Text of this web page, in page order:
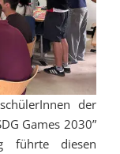
der
Games 2030”
führte diesen